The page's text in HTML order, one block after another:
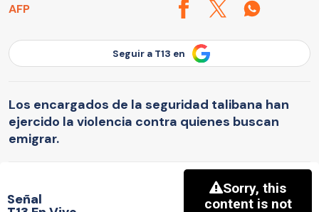
AFP
Seguir a T13 en
Los encargados de la seguridad talibana han
ejercido la violencia contra quienes buscan
emigrar.
Señal